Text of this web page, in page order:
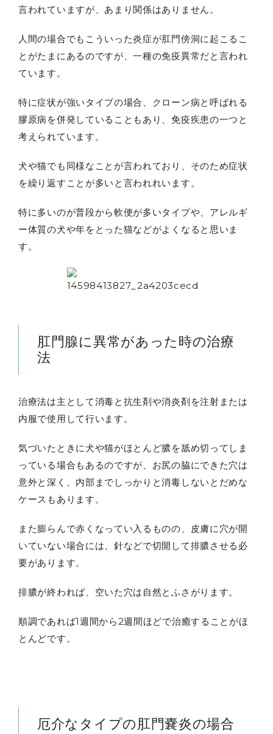
言われていますが、あまり関係はありません。
人間の場合でもこういった炎症が肛門傍洞に起こるこ
とがたまにあるのですが、一種の免疫異常だと言われ
ています。
特に症状が強いタイプの場合、クローン病と呼ばれる
膠原病を併発していることもあり、免疫疾患の一つと
考えられています。
犬や猫でも同様なことが言われており、そのため症状
を繰り返すことが多いと言われれいます。
特に多いのが普段から軟便が多いタイプや、アレルギ
ー体質の犬や年をとった猫などがよくなると思いま
す。
肛門腺に異常があった時の治療
法
治療法は主として消毒と抗生剤や消炎剤を注射または
内服で使用して行います。
気づいたときに犬や猫がほとんど膿を舐め切ってしま
っている場合もあるのですが、お尻の脇にできた穴は
意外と深く、内部までしっかりと消毒しないとだめな
ケースもあります。
また膨らんで赤くなってい入るものの、皮膚に穴が開
いていない場合には、針などで切開して排膿させる必
要があります。
排膿が終われば、空いた穴は自然とふさがります。
順調であれば1週間から2週間ほどで治癒することがほ
とんどです。
厄介なタイプの肛門嚢炎の場合